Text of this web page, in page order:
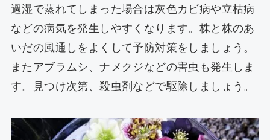
過湿で蒸れてしまった場合は灰色カビ病や立枯病
などの病気を発生しやすくなります。株と株のあ
いだの風通しをよくして予防対策をしましょう。
またアブラムシ、ナメクジなどの害虫も発生しま
す。見つけ次第、殺虫剤などで駆除しましょう。